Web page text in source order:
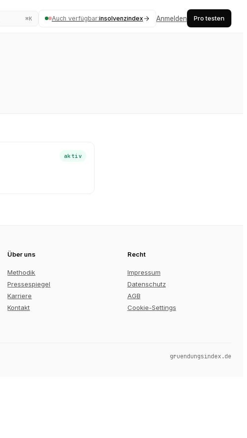
⌘K Auch verfügbar:insolvenzindex Anmelden Pro testen
aktiv
Über uns
Methodik
Pressespiegel
Karriere
Kontakt
Recht
Impressum
Datenschutz
AGB
Cookie-Settings
gruendungsindex.de